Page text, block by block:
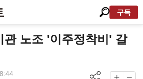
구독
관 노조 '이주정착비' 갈